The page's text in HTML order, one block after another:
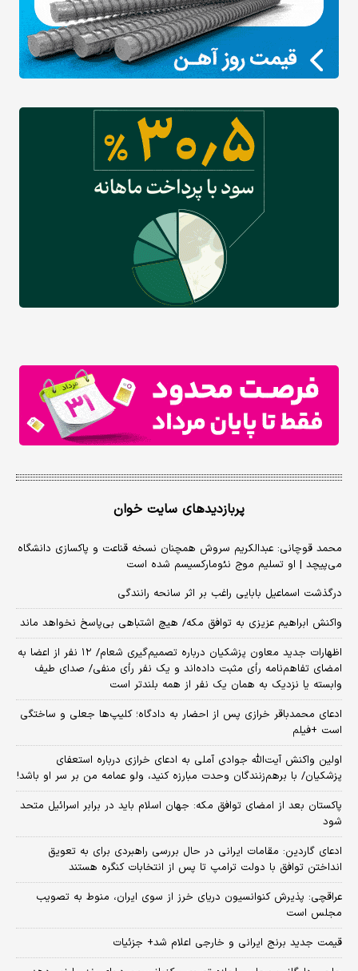
پربازدیدهای سایت خوان
محمد قوچانی: عبدالکریم سروش همچنان نسخه قناعت و پاکسازی دانشگاه
می‌پیچد | او تسلیم موج نئومارکسیسم شده است
درگذشت اسماعیل بابایی راغب بر اثر سانحه رانندگی
واکنش ابراهیم عزیزی به توافق مکه/ هیچ اشتباهی بی‌پاسخ نخواهد ماند
اظهارات جدید معاون پزشکیان درباره تصمیم‌گیری شعام/ ۱۲ نفر از اعضا به
امضای تفاهم‌نامه رأی مثبت داده‌اند و یک نفر رأی منفی/ صدای طیف
وابسته یا نزدیک به همان یک نفر از همه بلندتر است
ادعای محمدباقر خرازی پس از احضار به دادگاه؛ کلیپ‌ها جعلی و ساختگی
است +فیلم
اولین واکنش آیت‌الله جوادی آملی به ادعای خرازی درباره استعفای
پزشکیان/ با برهم‌زنندگان وحدت مبارزه کنید، ولو عمامه من بر سر او باشد!
پاکستان بعد از امضای توافق مکه: جهان اسلام باید در برابر اسرائیل متحد
شود
ادعای گاردین: مقامات ایرانی در حال بررسی راهبردی برای به تعویق
انداختن توافق با دولت ترامپ تا پس از انتخابات کنگره هستند
عراقچی: پذیرش کنوانسیون دریای خرز از سوی ایران، منوط به تصویب
مجلس است
قیمت جدید برنج ایرانی و خارجی اعلام شد+ جزئیات